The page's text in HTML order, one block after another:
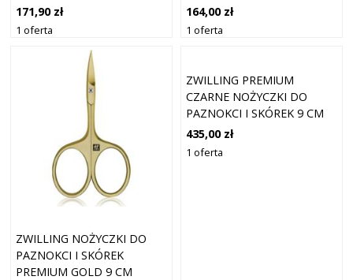
171,90 zł
1 oferta
164,00 zł
1 oferta
ZWILLING NOŻYCZKI DO
PAZNOKCI I SKÓREK
PREMIUM GOLD 9 CM
ZWILLING PREMIUM
CZARNE NOŻYCZKI DO
PAZNOKCI I SKÓREK 9 CM
435,00 zł
1 oferta